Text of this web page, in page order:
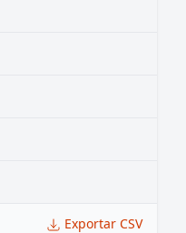
Exportar CSV